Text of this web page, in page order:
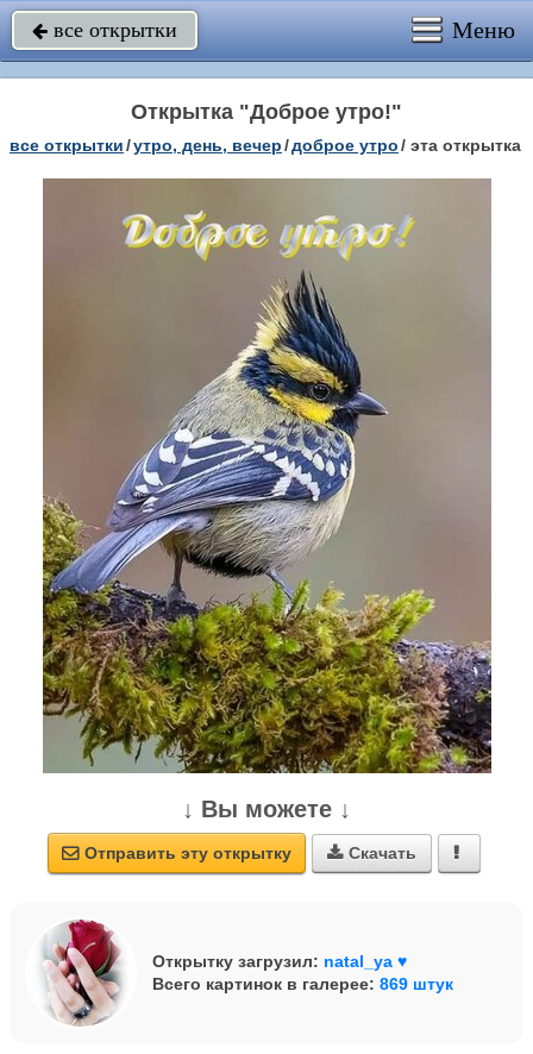
 все открытки Меню
Открытка "Доброе утро!"
все открытки/утро, день, вечер/доброе утро/ эта открытка
↓ Вы можете ↓
 Отправить эту открытку  Скачать 
Открытку загрузил: natal_ya ♥
Всего картинок в галерее: 869 штук